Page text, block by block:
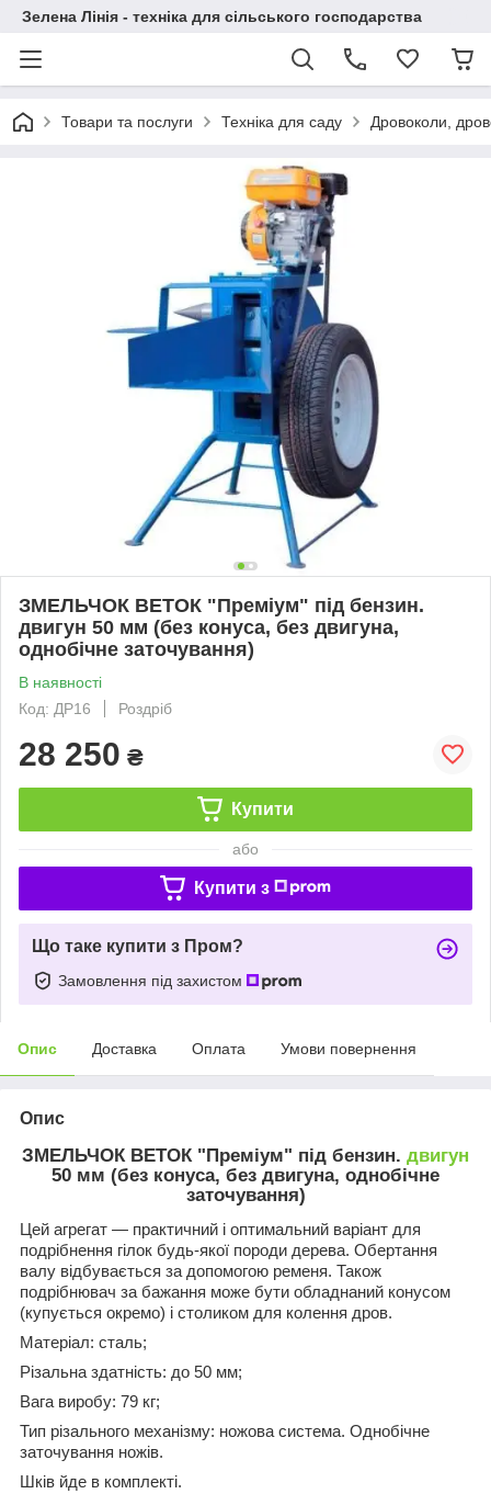
Зелена Лінія - техніка для сільського господарства
Товари та послуги Техніка для саду Дровоколи,
ЗМЕЛЬЧОК ВЕТОК "Преміум" під бензин.
двигун 50 мм (без конуса, без двигуна,
однобічне заточування)
В наявності
Код: ДР16
Роздріб
28 250 ₴
Купити
або
Купити з
Що таке купити з Пром?
Замовлення під захистом
Опис Доставка Оплата Умови повернення
Опис
ЗМЕЛЬЧОК ВЕТОК "Преміум" під бензин. двигун
50 мм (без конуса, без двигуна, однобічне
заточування)
Цей агрегат — практичний і оптимальний варіант для
подрібнення гілок будь-якої породи дерева. Обертання
валу відбувається за допомогою ременя. Також
подрібнювач за бажання може бути обладнаний конусом
(купується окремо) і столиком для колення дров.
Матеріал: сталь;
Різальна здатність: до 50 мм;
Вага виробу: 79 кг;
Тип різального механізму: ножова система. Однобічне
заточування ножів.
Шків йде в комплекті.